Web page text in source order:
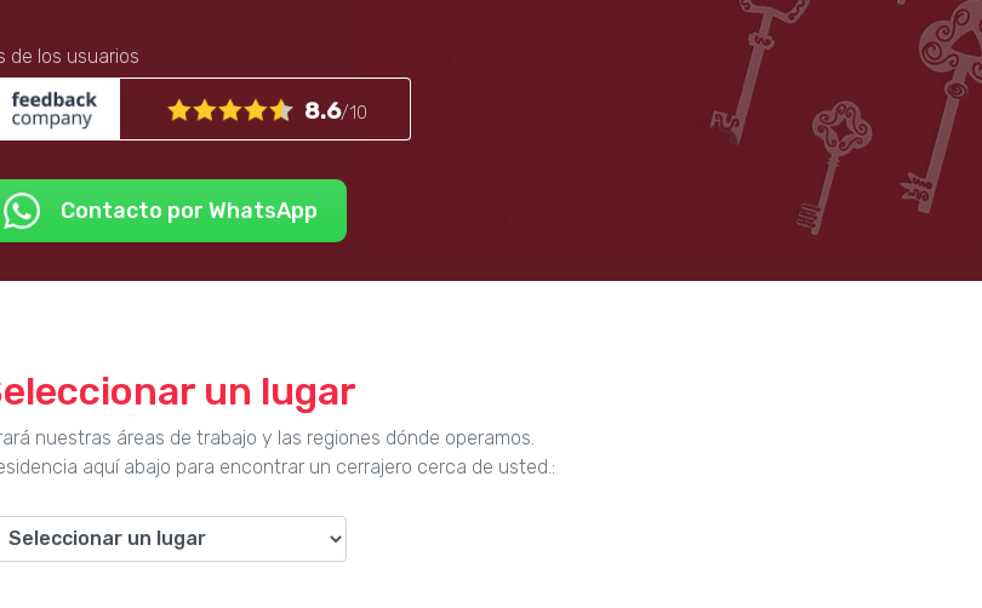
de los usuarios
8.6/10
Contacto por WhatsApp
un lugar
nuestras áreas de trabajo y las regiones dónde operamos.
aquí abajo para encontrar un cerrajero cerca de usted.: